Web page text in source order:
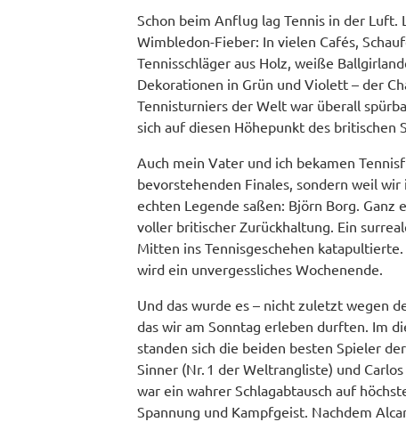
Schon beim Anflug lag Tennis in der Luft.
Wimbledon-Fieber: In vielen Cafés,
Tennisschläger aus Holz, weiße
Dekorationen in Grün und Violett – der
Tennisturniers der Welt war überall
sich auf diesen Höhepunkt des britischen
Auch mein Vater und ich bekamen
bevorstehenden Finales, sondern weil
echten Legende saßen: Björn Borg. Ganz
voller britischer Zurückhaltung. Ein
Mitten ins Tennisgeschehen
wird ein unvergessliches Wochenende.
Und das wurde es – nicht zuletzt wegen
das wir am Sonntag erleben durften. Im
standen sich die beiden besten Spieler
Sinner (Nr. 1 der Weltrangliste) und
war ein wahrer Schlagabtausch auf
Spannung und Kampfgeist. Nachdem